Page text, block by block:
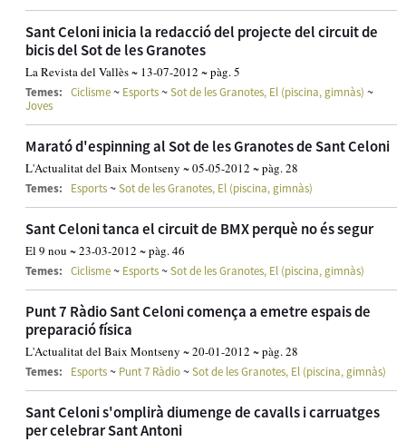
Sant Celoni inicia la redacció del projecte del circuit de
bicis del Sot de les Granotes
La Revista del Vallès ~ 13-07-2012 ~ pàg. 5
Temes: Ciclisme~ Esports~Sot de les Granotes, El (piscina, gimnàs) ~
Joves
Marató d'espinning al Sot de les Granotes de Sant Celoni
L'Actualitat del Baix Montseny ~ 05-05-2012 ~ pàg. 28
Temes: Esports~Sot de les Granotes, El (piscina, gimnàs)
Sant Celoni tanca el circuit de BMX perquè no és segur
El 9 nou ~ 23-03-2012 ~ pàg. 46
Temes: Ciclisme~ Esports~Sot de les Granotes, El (piscina, gimnàs)
Punt 7 Ràdio Sant Celoni comença a emetre espais de
preparació física
L'Actualitat del Baix Montseny ~ 20-01-2012 ~ pàg. 28
Temes: Esports~ Punt 7 Ràdio~Sot de les Granotes, El (piscina, gimnàs)
Sant Celoni s'omplirà diumenge de cavalls i carruatges
per celebrar Sant Antoni